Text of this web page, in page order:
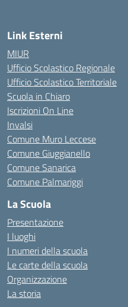
Link Esterni
MIUR
Ufficio Scolastico Regionale
Ufficio Scolastico Territoriale
Scuola in Chiaro
Iscrizioni On Line
Invalsi
Comune Muro Leccese
Comune Giuggianello
Comune Sanarica
Comune Palmariggi
La Scuola
Presentazione
I luoghi
I numeri della scuola
Le carte della scuola
Organizzazione
La storia